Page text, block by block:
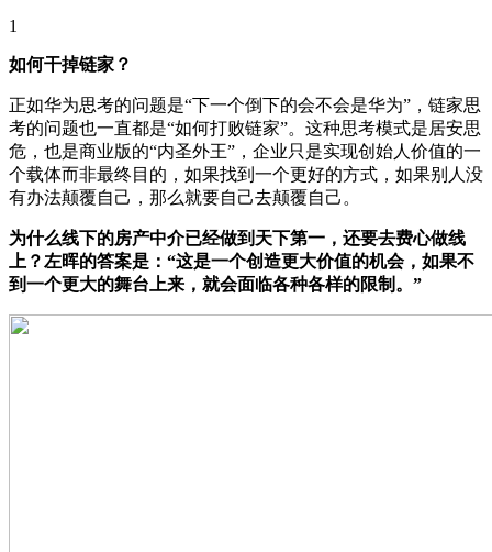
1
如何干掉链家？
正如华为思考的问题是“下一个倒下的会不会是华为”，链家思
考的问题也一直都是“如何打败链家”。这种思考模式是居安思
危，也是商业版的“内圣外王”，企业只是实现创始人价值的一
个载体而非最终目的，如果找到一个更好的方式，如果别人没
有办法颠覆自己，那么就要自己去颠覆自己。
为什么线下的房产中介已经做到天下第一，还要去费心做线
上？左晖的答案是：“这是一个创造更大价值的机会，如果不
到一个更大的舞台上来，就会面临各种各样的限制。”